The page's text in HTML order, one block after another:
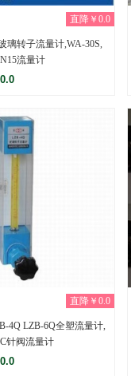
直降￥0.0
璃转子流量计,WA-30S,
流量计
(0)
直降￥0.0
4Q LZB-6Q全塑流量计,
针阀流量计